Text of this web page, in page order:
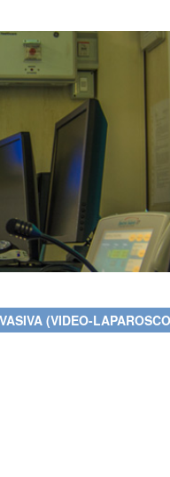
(VIDEO-